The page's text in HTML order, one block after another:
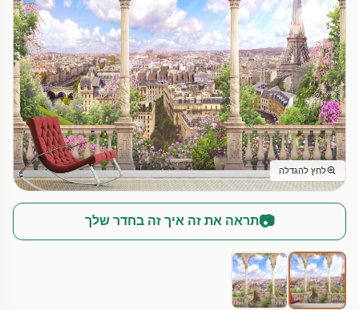
לחץ להגדלה
📷תראה את זה איך זה בחדר שלך